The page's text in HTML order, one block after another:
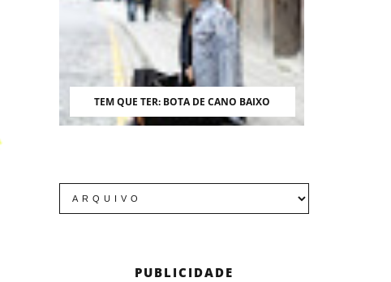
TEM QUE TER: BOTA DE CANO BAIXO
PUBLICIDADE